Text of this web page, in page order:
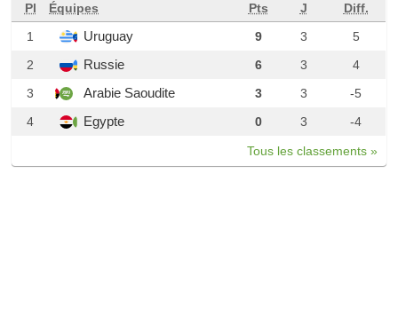
Pl Équipes Pts J
Diff.
1
Uruguay 9 3
5
2
Russie 6 3
4
3
Arabie Saoudite 3 3
-5
4
Egypte 0 3 -4
Tous les classements »